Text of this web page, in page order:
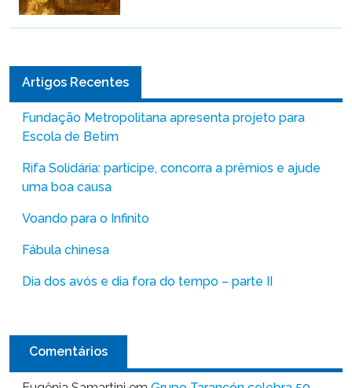
Artigos Recentes
Fundação Metropolitana apresenta projeto para
Escola de Betim
Rifa Solidária: participe, concorra a prêmios e ajude
uma boa causa
Voando para o Infinito
Fábula chinesa
Dia dos avós e dia fora do tempo – parte II
Comentários